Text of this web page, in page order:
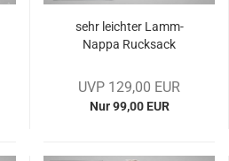
sehr leich­ter Lamm-​
Nappa Ruck­sack
UVP 129,00 EUR
Nur 99,00 EUR